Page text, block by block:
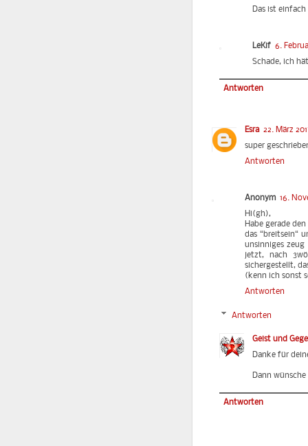
Das ist
LeKif 6.
Schade, ich
Antworten
Esra 22. März
super
Antworten
Anonym 16.
Hi(gh),
Habe gerade
das “breitsein“
unsinniges
jetzt, nach
sichergestellt,
(kenn ich sonst
Antworten
Antworten
Geist und
Danke für
Dann
Antworten